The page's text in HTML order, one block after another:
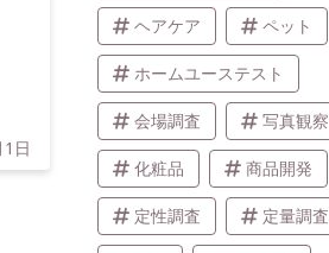
日
ヘアケア ペット
ホームユーステスト
会場調査 写真観察
化粧品 商品開発
定性調査 定量調査